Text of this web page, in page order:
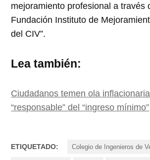
mejoramiento profesional a través
Fundación Instituto de
del CIV”.
Lea también:
Ciudadanos temen ola
“responsable” del “ingreso mínimo”
ETIQUETADO: Colegio de Ingenieros de